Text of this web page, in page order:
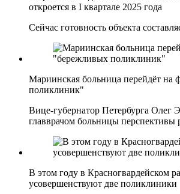
откроется в I квартале 2025 года
Сейчас готовность объекта
Мариинская больница перейдёт на
поликлиник"
Вице-губернатор Петербурга Олег
главврачом больницы перспективы
В этом году в Красногвардейском
усовершенствуют две поликлиники